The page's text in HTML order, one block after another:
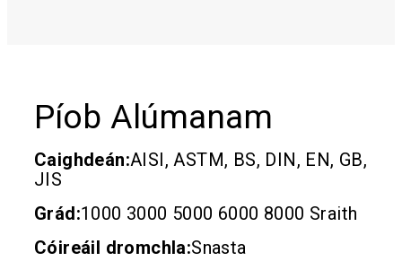
Píob Alúmanam
Caighdeán:AISI, ASTM, BS, DIN, EN, GB,
JIS
Grád:1000 3000 5000 6000 8000 Sraith
Cóireáil dromchla:Snasta